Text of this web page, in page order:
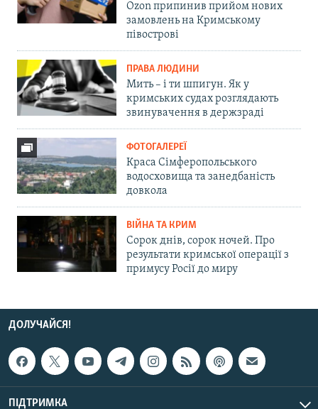
Ozon припинив прийом нових
замовлень на Кримському
півострові
ПРАВА ЛЮДИНИ
Мить – і ти шпигун. Як у
кримських судах розглядають
звинувачення в держзраді
ФОТОГАЛЕРЕЇ
Краса Сімферопольського
водосховища та занедбаність
довкола
ВІЙНА ТА КРИМ
Сорок днів, сорок ночей. Про
результати кримської операції з
примусу Росії до миру
ДОЛУЧАЙСЯ!
ПІДТРИМКА